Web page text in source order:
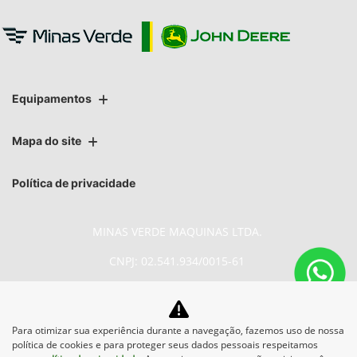
Equipamentos
Mapa do site
Política de privacidade
MINAS VERDE MAQUINAS LTDA.
CNPJ: 02.541.934/0015-61
No trânsito, enxergar o outro
salva vidas.
Para otimizar sua experiência durante a navegação, fazemos uso de nossa
política de cookies e para proteger seus dados pessoais respeitamos